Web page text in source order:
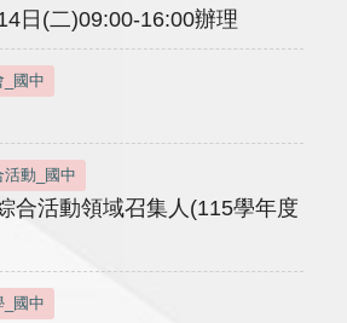
日(二)09:00-16:00辦理
_國中
活動_國中
合活動領域召集人(115學年度
_國中